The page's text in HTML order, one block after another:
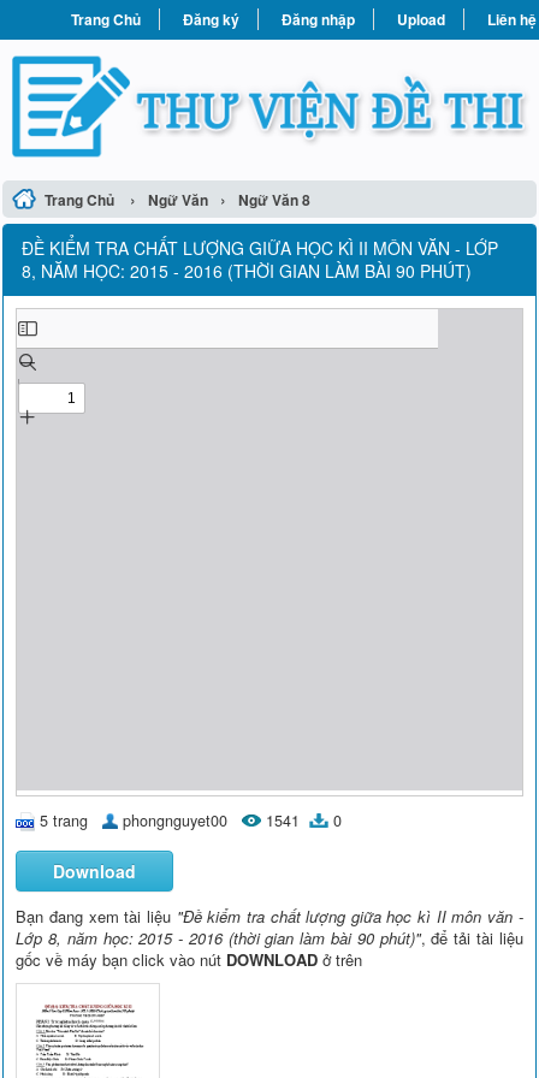
Trang Chủ Đăng ký Đăng nhập Upload Liên hệ
Trang Chủ › Ngữ Văn › Ngữ Văn 8
ĐỀ KIỂM TRA CHẤT LƯỢNG GIỮA HỌC KÌ II MÔN VĂN - LỚP
8, NĂM HỌC: 2015 - 2016 (THỜI GIAN LÀM BÀI 90 PHÚT)
5 trang phongnguyet00 1541 0
Download
Bạn đang xem tài liệu "Đề kiểm tra chất lượng giữa học kì II môn văn -
Lớp 8, năm học: 2015 - 2016 (thời gian làm bài 90 phút)", để tải tài liệu
gốc về máy bạn click vào nút DOWNLOAD ở trên